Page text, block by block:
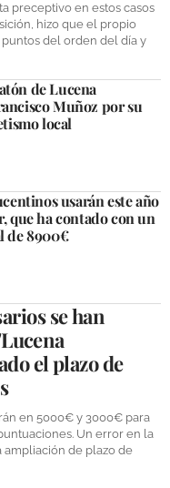
preceptivo en estos casos
hizo que el propio
del orden del día y
de Lucena
Muñoz por su
local
usarán este año
que ha contado con un
de 8900€
se han
el plazo de
en 5000€ y 3000€ para
Un error en la
ampliación de plazo de